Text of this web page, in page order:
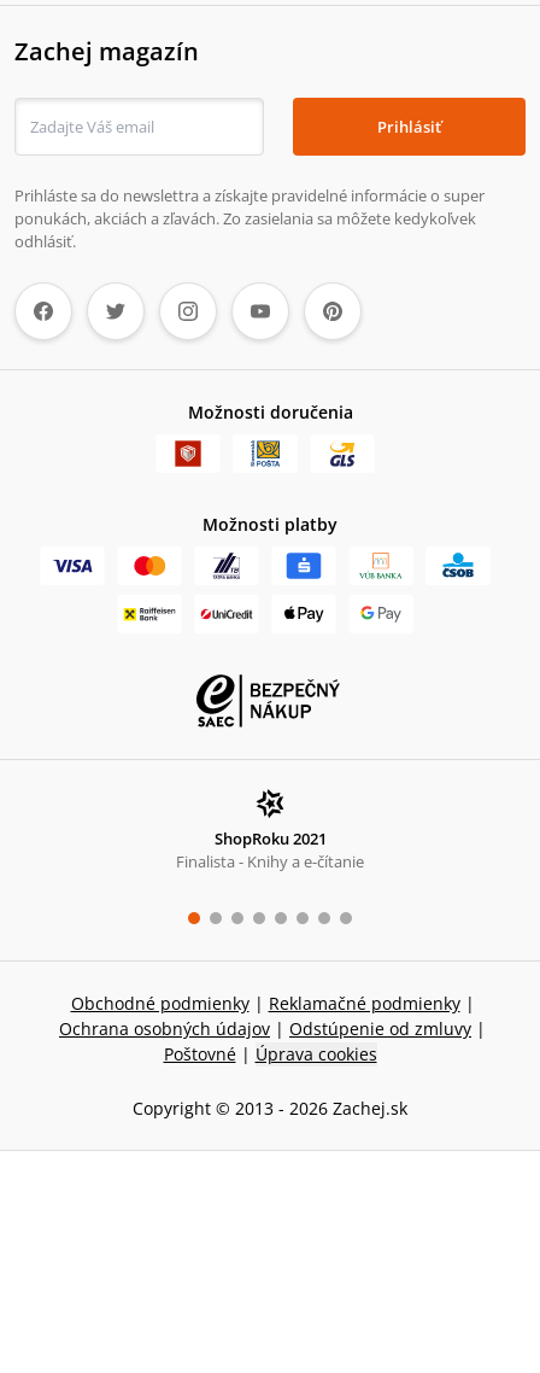
Zachej magazín
Prihlásiť
Prihláste sa do newslettra a získajte pravidelné informácie o super
ponukách, akciách a zľavách. Zo zasielania sa môžete kedykoľvek
odhlásiť.
Možnosti doručenia
Možnosti platby
ShopRoku 2021
Finalista - Knihy a e-čítanie
Obchodné podmienky | Reklamačné podmienky |
Ochrana osobných údajov | Odstúpenie od zmluvy |
Poštovné | Úprava cookies
Copyright © 2013 - 2026 Zachej.sk